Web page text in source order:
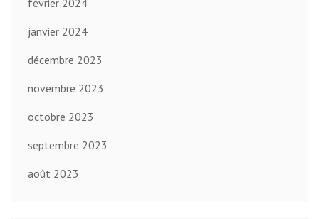
février 2024
janvier 2024
décembre 2023
novembre 2023
octobre 2023
septembre 2023
août 2023